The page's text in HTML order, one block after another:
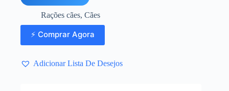
Rações cães, Cães
⚡ Comprar Agora
Adicionar Lista De Desejos